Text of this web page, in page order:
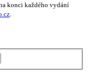
konci každého vydání
.